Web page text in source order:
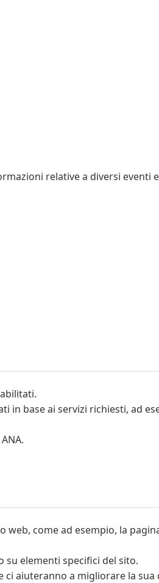
relative a diversi eventi
in base ai servizi richiesti, ad
come ad esempio, la
elementi specifici del sito.
aiuteranno a migliorare la sua